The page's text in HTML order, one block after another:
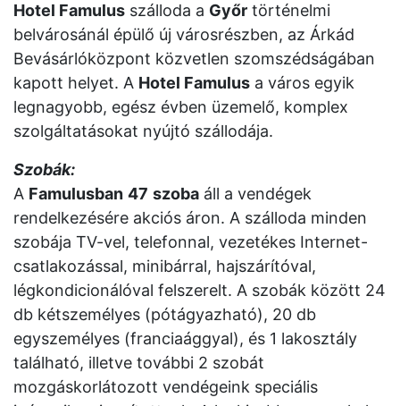
Hotel Famulus szálloda a Győr történelmi
belvárosánál épülő új városrészben, az Árkád
Bevásárlóközpont közvetlen szomszédságában
kapott helyet. A Hotel Famulus a város egyik
legnagyobb, egész évben üzemelő, komplex
szolgáltatásokat nyújtó szállodája.
Szobák:
A Famulusban 47 szoba áll a vendégek
rendelkezésére akciós áron. A szálloda minden
szobája TV-vel, telefonnal, vezetékes Internet-
csatlakozással, minibárral, hajszárítóval,
légkondicionálóval felszerelt. A szobák között 24
db kétszemélyes (pótágyazható), 20 db
egyszemélyes (franciaággyal), és 1 lakosztály
található, illetve további 2 szobát
mozgáskorlátozott vendégeink speciális